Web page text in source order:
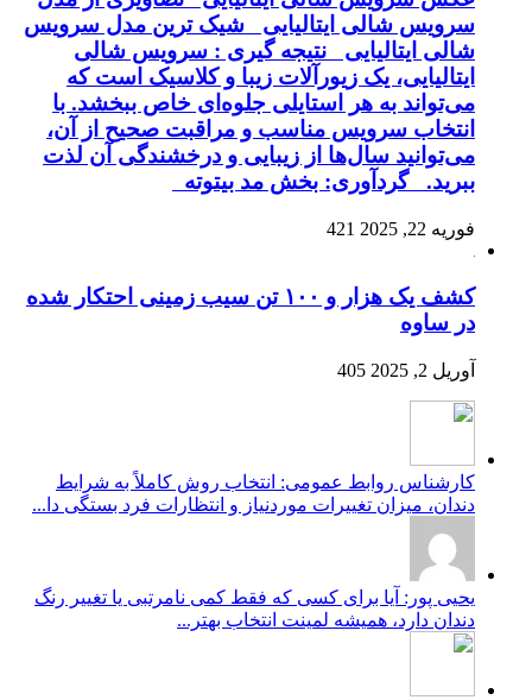
سرویس شالی ایتالیایی شیک ترین مدل سرویس
شالی ایتالیایی نتیجه گیری : سرویس شالی
ایتالیایی، یک زیورآلات زیبا و کلاسیک است که
می‌تواند به هر استایلی جلوه‌ای خاص ببخشد. با
انتخاب سرویس مناسب و مراقبت صحیح از آن،
می‌توانید سال‌ها از زیبایی و درخشندگی آن لذت
ببرید. گردآوری: بخش مد بیتوته
فوریه 22, 2025 421
کشف یک هزار و ۱۰۰ تن سیب زمینی احتکار شده
در ساوه
آوریل 2, 2025 405
کارشناس روابط عمومی: انتخاب روش کاملاً به شرایط
دندان، میزان تغییرات موردنیاز و انتظارات فرد بستگی دا...
یحیی پور: آیا برای کسی که فقط کمی نامرتبی یا تغییر رنگ
دندان دارد، همیشه لمینت انتخاب بهتر...